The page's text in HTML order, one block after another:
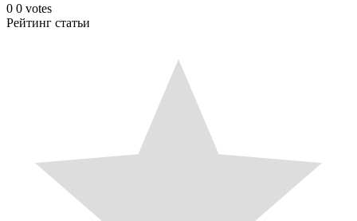
0 0 votes
Рейтинг статьи